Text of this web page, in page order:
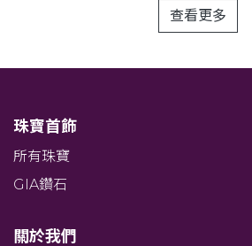
查看更多
珠寶首飾
所有珠寶
GIA鑽石
關於我們